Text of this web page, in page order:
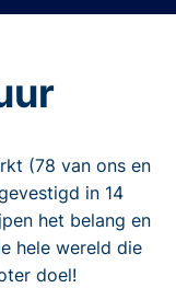
(78 van ons en
in 14
het belang en
hele wereld die
doel!